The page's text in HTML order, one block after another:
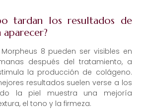
tardan los resultados de
8 pueden ser visibles en
después del tratamiento, a
la producción de colágeno.
resultados suelen verse a los
la piel muestra una mejoría
el tono y la firmeza.